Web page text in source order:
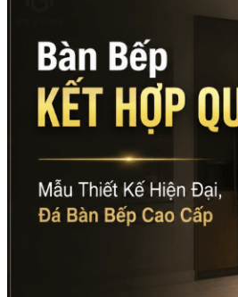
Vách Tivi ỐP Đá Cao Cấp
Đá Mosaic
Đá Limestone
Đá Onyx
Hoa Văn Đá
Đá Ốp Mặt Tiền